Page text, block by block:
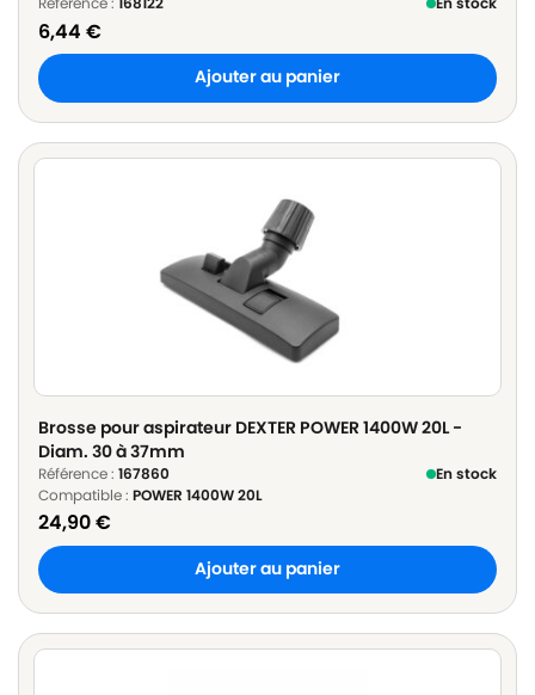
6,44 €
Ajouter au panier
Brosse pour aspirateur DEXTER POWER 1400W 20L -
Diam. 30 à 37mm
Référence : 167860
En stock
Compatible : POWER 1400W 20L
24,90€
Ajouter au panier